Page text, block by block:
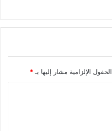
الحقول الإلزامية مشار إليها بـ *